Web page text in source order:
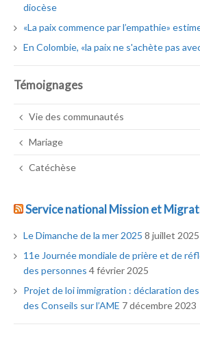
diocèse
«La paix commence par l’empathie»
En Colombie, «la paix ne s'achète pas
Témoignages
Vie des communautés
Mariage
Catéchèse
Service national Mission et
Le Dimanche de la mer 2025 8 juillet 2025
11e Journée mondiale de prière et de
des personnes 4 février 2025
Projet de loi immigration : déclaration
des Conseils sur l’AME 7 décembre 2023